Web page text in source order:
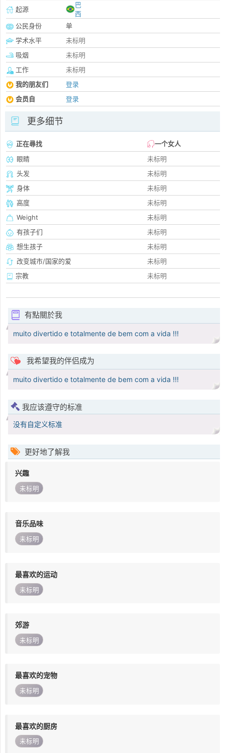
起源
巴
西
公民身份
单
学术水平
未标明
吸烟
未标明
工作
未标明
我的朋友们
登录
会员自
登录
更多细节
正在尋找
一个女人
眼睛
未标明
头发
未标明
身体
未标明
高度
未标明
Weight
未标明
有孩子们
未标明
想生孩子
未标明
改变城市/国家的爱
未标明
宗教
未标明
有點關於我
muito divertido e totalmente de bem com a vida !!!
我希望我的伴侣成为
muito divertido e totalmente de bem com a vida !!!
我应该遵守的标准
没有自定义标准
更好地了解我
兴趣
未标明
音乐品味
未标明
最喜欢的运动
未标明
郊游
未标明
最喜欢的宠物
未标明
最喜欢的厨房
未标明